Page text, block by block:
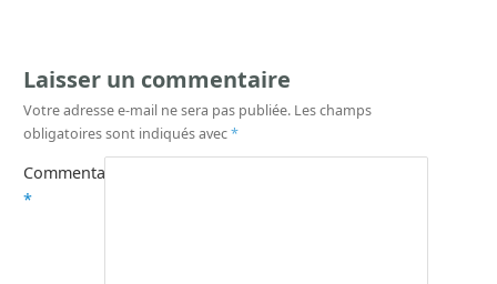
Laisser un commentaire
Votre adresse e-mail ne sera pas publiée. Les champs
obligatoires sont indiqués avec*
Commentaire
*